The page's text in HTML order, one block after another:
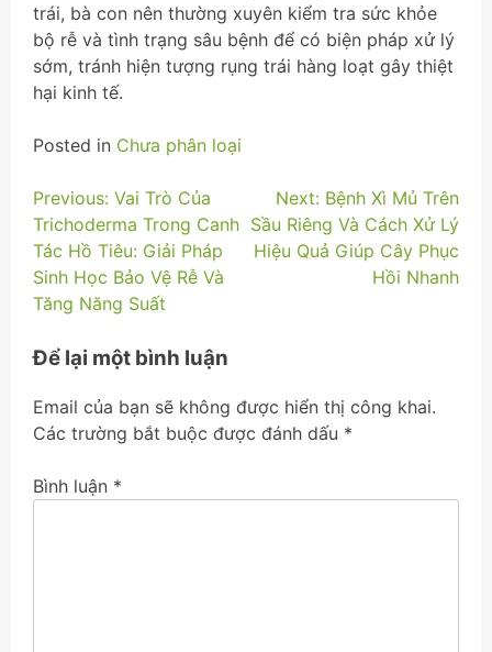
trái, bà con nên thường xuyên kiểm tra sức khỏe
bộ rễ và tình trạng sâu bệnh để có biện pháp xử lý
sớm, tránh hiện tượng rụng trái hàng loạt gây thiệt
hại kinh tế.
Posted in Chưa phân loại
Điều
hướng
bài
viết
Previous: Vai Trò Của
Trichoderma Trong Canh
Tác Hồ Tiêu: Giải Pháp
Sinh Học Bảo Vệ Rễ Và
Tăng Năng Suất
Next: Bệnh Xì Mủ Trên
Sầu Riêng Và Cách Xử Lý
Hiệu Quả Giúp Cây Phục
Hồi Nhanh
Để lại một bình luận
Email của bạn sẽ không được hiển thị công khai.
Các trường bắt buộc được đánh dấu *
Bình luận *